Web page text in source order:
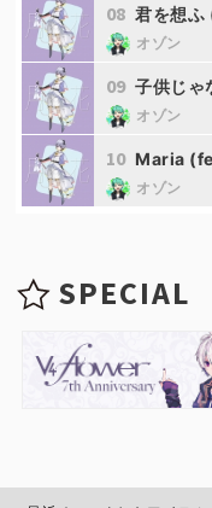
08 君を想
オゾン
09 子供じゃ
オゾン
10 Maria
オゾン
SPECIAL